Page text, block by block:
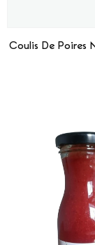
Coulis De Poires